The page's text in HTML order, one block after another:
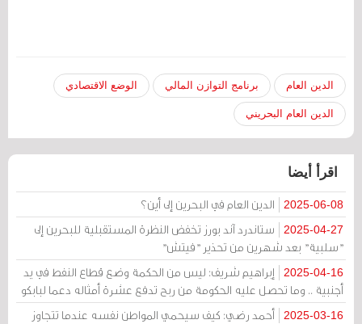
الدين العام برنامج التوازن المالي الوضع الاقتصادي
الدين العام البحريني
اقرأ أيضا
2025-06-08 الدين العام في البحرين إلى أين؟
2025-04-27
ستاندرد آند بورز تخفض النظرة المستقبلية للبحرين إلى
"سلبية" بعد شهرين من تحذير "فيتش"
2025-04-16
إبراهيم شريف: ليس من الحكمة وضع قطاع النفط في يد
أجنبية .. وما تحصل عليه الحكومة من ربح تدفع عشرة أمثاله دعما لبابكو
2025-03-16
أحمد رضي: كيف سيحمي المواطن نفسه عندما تتجاوز